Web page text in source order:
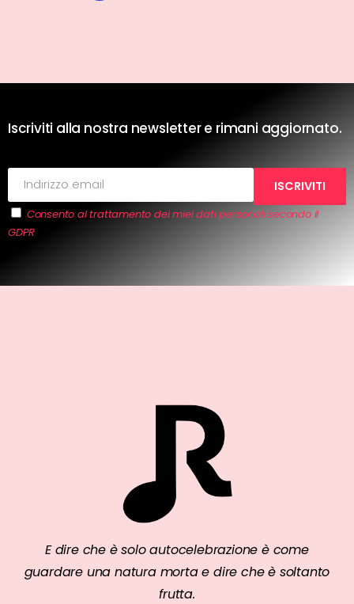
Iscriviti alla nostra newsletter e rimani aggiornato.
Consento al trattamento dei miei dati personali secondo il
GDPR
E dire che è solo autocelebrazione è come
guardare una natura morta e dire che è soltanto
frutta.